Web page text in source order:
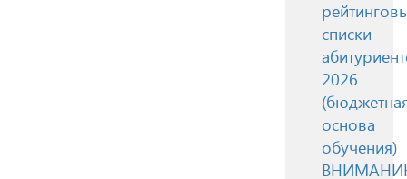
списки
2026
основа
обучения)